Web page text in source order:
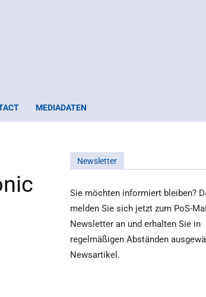
MEDIADATEN
Newsletter
Sie möchten informiert bleiben?
melden Sie sich jetzt zum PoS-
Newsletter an und erhalten Sie in
regelmäßigen Abständen
Newsartikel.